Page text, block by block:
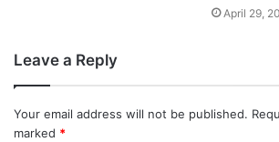
April 29,
Leave a Reply
Your email address will not be published.
marked *